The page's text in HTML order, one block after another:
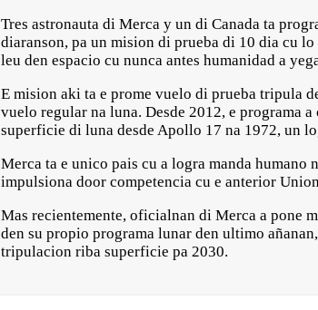
Tres astronauta di Merca y un di Canada ta
diaranson, pa un mision di prueba di 10 dia cu
leu den espacio cu nunca antes humanidad a
E mision aki ta e prome vuelo di prueba tripula
vuelo regular na luna. Desde 2012, e programa
superficie di luna desde Apollo 17 na 1972, un
Merca ta e unico pais cu a logra manda
impulsiona door competencia cu e anterior
Mas recientemente, oficialnan di Merca a pone
den su propio programa lunar den ultimo
tripulacion riba superficie pa 2030.